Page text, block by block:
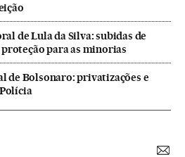
de Lula da Silva: subidas de
para as minorias
de Bolsonaro: privatizações e